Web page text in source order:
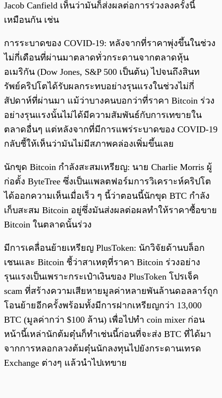
Jacob Canfield เห็นว่ามันก็ส่งผลต่อการร่วงลงครั้งนี้
เหมือนกัน เช่น
การระบาดของ COVID-19: หลังจากที่ราคาพุ่งขึ้นในช่วง
ไม่กี่เดือนที่ผ่านมาตลาดทั่วกระดานจากตลาดหุ้น
อเมริกัน (Dow Jones, S&P 500 เป็นต้น) ไปจนถึงสินท
รัพย์คริปโตได้รับผลกระทบอย่างรุนแรงในช่วงไม่กี่
สัปดาห์ที่ผ่านมา แม้ว่าบางคนบอกว่าที่ราคา Bitcoin ร่วง
อย่างรุนแรงนั้นไม่ได้มีความสัมพันธ์กับการเทขายใน
ตลาดอื่นๆ แต่หลังจากที่มีการแพร่ระบาดของ COVID-19
กลับชี้ให้เห็นว่ามันไม่มีสภาพคล่องเพิ่มขึ้นเลย
นักขุด Bitcoin กำลังสะสมเหรียญ: นาย Charlie Morris ผู้
ก่อตั้ง ByteTree ซึ่งเป็นแพลตฟอร์มการวิเคราะห์คริปโต
ได้ออกความเห็นเมื่อเร็ว ๆ นี้ว่าตอนนี้นักขุด BTC กำลัง
เก็บสะสม Bitcoin อยู่ซึ่งมันส่งผลต่อผลทำให้ราคาซื้อขาย
Bitcoin ในตลาดนั้นร่วง
มีการเคลื่อนย้ายเหรียญ PlusToken: นักวิจัยด้านบล็อก
เชนและ Bitcoin ชี้ว่าสาเหตุที่ราคา Bitcoin ร่วงอย่าง
รุนแรงเป็นเพราะกระเป๋าเงินของ PlusToken โปรเจ็ค
scam ที่สร้างความเสียหายมูลค่าหลายพันล้านดอลลาร์ถูก
โอนย้ายอีกครั้งพร้อมทั้งมีการฝากเหรียญกว่า 13,000
BTC (มูลค่ากว่า $100 ล้าน) เพื่อไปทำ coin mixer ก่อน
หน้านี้เหล่านักต้มตุ๋นก็ทำเช่นนี้ก่อนที่จะส่ง BTC ที่ได้มา
จากการหลอกลวงต้มตุ๋นนักลงทุนไปยังกระดานเทรด
Exchange ต่างๆ แล้วนำไปเทขาย